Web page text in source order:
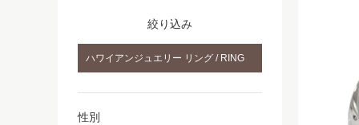
絞り込み
ハワイアンジュエリー リング / RING
性別